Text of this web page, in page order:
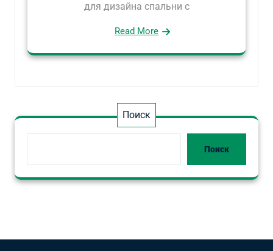
для дизайна спальни с
Read More
Поиск
Поиск